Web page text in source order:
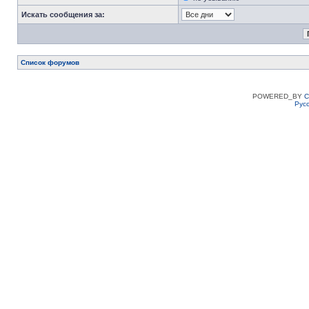
Искать сообщения за:
Список форумов
POWERED_BY